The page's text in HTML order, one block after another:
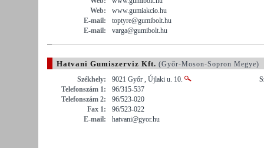
Web:
www.gumiakcio.hu
E-mail:
toptyre@gumibolt.hu
E-mail:
varga@gumibolt.hu
Hatvani Gumiszerviz Kft. (Győr-Moson-Sopron Megye)
Székhely:
9021 Győr , Újlaki u. 10.
Telefonszám 1:
96/315-537
Telefonszám 2:
96/523-020
Fax 1:
96/523-022
E-mail:
hatvani@gyor.hu